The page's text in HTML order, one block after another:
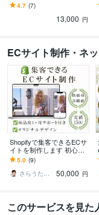
す 耳つぼジュエリー通信
講座|通信講座受講後、す
4.7 (7)
13,000 円
ECサイト制作・ネ
Shopifyで集客できるECサ
イトを制作します 初心者
安心｜丸投げOK｜EC制作
実績150件｜集客ECサイ
ト
5.0 (9)
さらうたデザイン
50,000 円
このサービスを見